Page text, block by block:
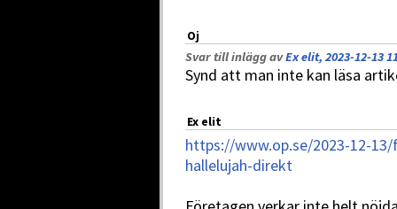
Oj
Svar till inlägg avEx elit, 2023-12-13
Synd att man inte kan läsa
Ex elit
https://www.op.se/2023-12-
hallelujah-direkt